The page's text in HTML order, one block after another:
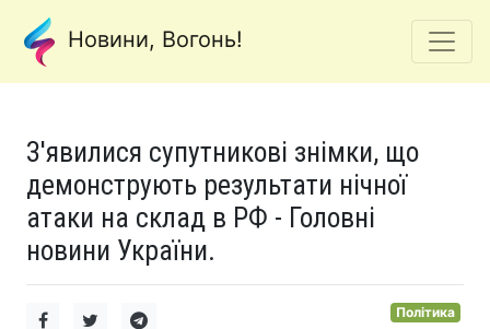
Новини, Вогонь!
З'явилися супутникові знімки, що
демонструють результати нічної
атаки на склад в РФ - Головні
новини України.
Політика